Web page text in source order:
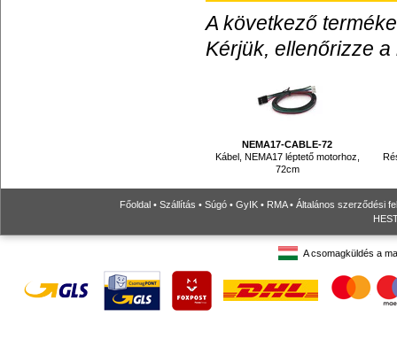
A következő
Kérjük, ellenőrizze
NEMA17-CABLE-72
Kábel, NEMA17 léptető motorhoz,
72cm
Főoldal • Szállítás • Súgó • GyIK • RMA• Általános szerződési
A csomagküldés a